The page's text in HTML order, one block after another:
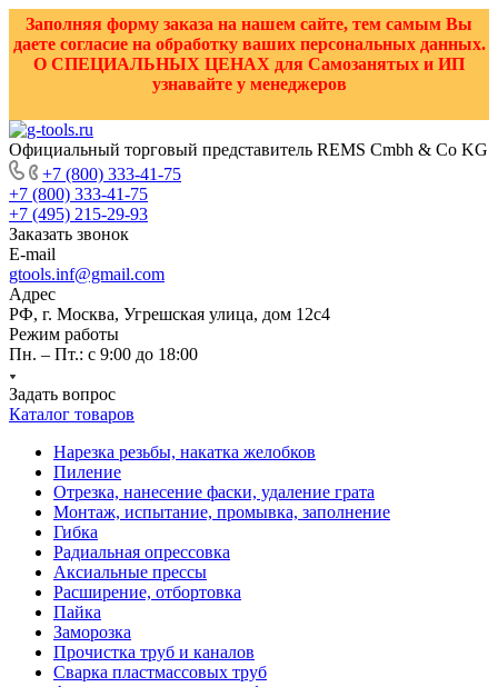
Заполняя форму заказа на нашем сайте, тем самым Вы
даете согласие на обработку ваших персональных данных.
О СПЕЦИАЛЬНЫХ ЦЕНАХ для Самозанятых и ИП
узнавайте у менеджеров
Официальный торговый представитель REMS Cmbh & Co KG
+7 (800) 333-41-75
+7 (800) 333-41-75
+7 (495) 215-29-93
Заказать звонок
E-mail
gtools.inf@gmail.com
Адрес
РФ, г. Москва, Угрешская улица, дом 12с4
Режим работы
Пн. – Пт.: с 9:00 до 18:00
Задать вопрос
Каталог товаров
Нарезка резьбы, накатка желобков
Пиление
Отрезка, нанесение фаски, удаление грата
Монтаж, испытание, промывка, заполнение
Гибка
Радиальная опрессовка
Аксиальные прессы
Расширение, отбортовка
Пайка
Заморозка
Прочистка труб и каналов
Сварка пластмассовых труб